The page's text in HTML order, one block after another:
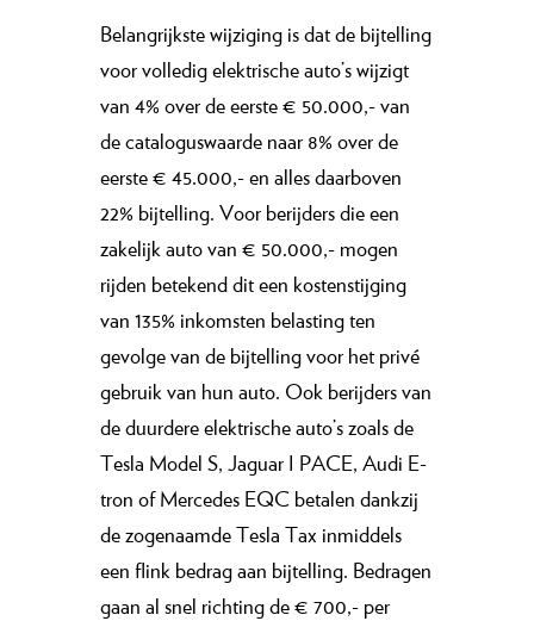
Belangrijkste wijziging is dat de bijtelling
voor volledig elektrische auto’s wijzigt
van 4% over de eerste € 50.000,- van
de cataloguswaarde naar 8% over de
eerste € 45.000,- en alles daarboven
22% bijtelling. Voor berijders die een
zakelijk auto van € 50.000,- mogen
rijden betekend dit een kostenstijging
van 135% inkomsten belasting ten
gevolge van de bijtelling voor het privé
gebruik van hun auto. Ook berijders van
de duurdere elektrische auto’s zoals de
Tesla Model S, Jaguar I PACE, Audi E-
tron of Mercedes EQC betalen dankzij
de zogenaamde Tesla Tax inmiddels
een flink bedrag aan bijtelling. Bedragen
gaan al snel richting de € 700,- per